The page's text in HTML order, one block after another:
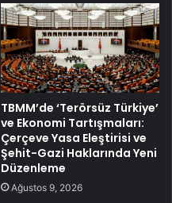
TBMM’de ‘Terörsüz Türkiye’
ve Ekonomi Tartışmaları:
Çerçeve Yasa Eleştirisi ve
Şehit-Gazi Haklarında Yeni
Düzenleme
Ağustos 9, 2026